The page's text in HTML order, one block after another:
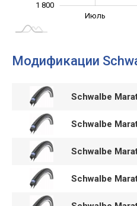
1 800
Июль
Модификации
Schwalbe
Schwalbe
Schwalbe
Schwalbe